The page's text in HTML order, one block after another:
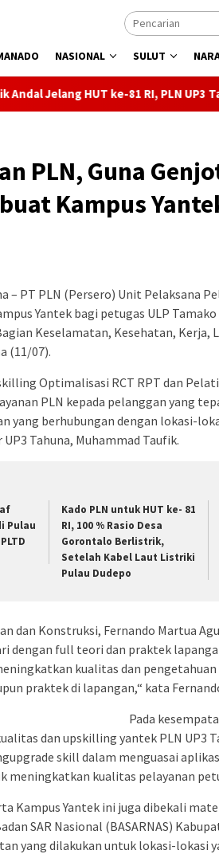
NASIONAL SULUT
ke-81 RI, PLN UP3 Tahuna Gelar
PLN, Guna
Kampus
– PT PLN (Persero) Unit Pelaksana
Yantek bagi petugas ULP
Keselamatan, Kesehatan, Kerja,
(11/07).
Optimalisasi RCT RPT dan
PLN kepada pelanggan yang
yang berhubungan dengan lokasi-
Tahuna, Muhammad Taufik.
Pulau
Kado PLN untuk HUT ke- 81
RI, 100 % Rasio Desa
Gorontalo Berlistrik,
Setelah Kabel Laut Listriki
Pulau Dudepo
dan Konstruksi, Fernando Martua
dengan full teori dan praktek
kualitas dan
praktek di lapangan,“ kata
Pada
dan upskilling yantek PLN UP3
skill dalam menguasai
meningkatkan kualitas pelayanan
Kampus Yantek ini juga dibekali
SAR Nasional (BASARNAS)
yang dilakukan untuk lokasi-lokasi